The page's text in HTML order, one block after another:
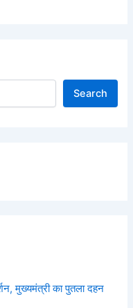
Search
मुख्यमंत्री का पुतला दहन